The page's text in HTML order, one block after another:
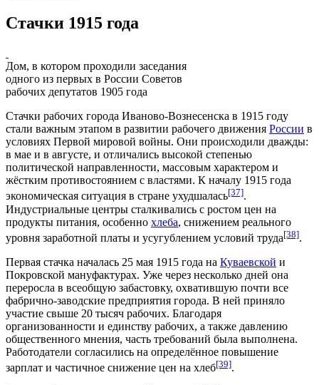
Стачки 1915 года
Дом, в котором проходили заседания
одного из первых в России Советов
рабочих депутатов 1905 года
Стачки рабочих города Иваново-Вознесенска в 1915 году
стали важным этапом в развитии рабочего движения России в
условиях Первой мировой войны. Они происходили дважды:
в мае и в августе, и отличались высокой степенью
политической направленности, массовым характером и
жёстким противостоянием с властями. К началу 1915 года
экономическая ситуация в стране ухудшалась[37].
Индустриальные центры сталкивались с ростом цен на
продукты питания, особенно хлеба, снижением реального
уровня заработной платы и усугублением условий труда[38].
Первая стачка началась 25 мая 1915 года на Куваевской и
Покровской мануфактурах. Уже через несколько дней она
переросла в всеобщую забастовку, охватившую почти все
фабрично-заводские предприятия города. В ней приняло
участие свыше 20 тысяч рабочих. Благодаря
организованности и единству рабочих, а также давлению
общественного мнения, часть требований была выполнена.
Работодатели согласились на определённое повышение
зарплат и частичное снижение цен на хлеб[39].